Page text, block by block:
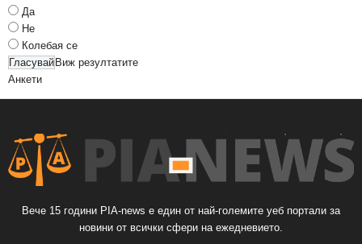
Да
Не
Колебая се
Виж резултатите
Анкети
Вече 15 години PIA-news е един от най-големите уеб портали за
новини от всички сфери на ежедневието.